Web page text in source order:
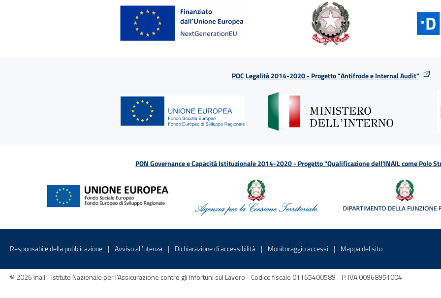
POC Legalità 2014-2020 - Progetto "Antifrode e Internal Audit"
PON Governance e Capacità Istituzionale 2014-2020 - Progetto "Qualificazione dell'INAIL come Polo
Menu di servizio
Responsabile della pubblicazione Sito interno - Apre in una nuova finestra
Avviso all’utenza Sito interno - Apre in una nuova finestra
Dichiarazione di accessibilità Sito interno - Apre in una nuova finestra
Monitoraggio accessi Sito interno - Apre in una nuova
Mappa del sitoSito interno - Apre
© 2026 Inail - Istituto Nazionale per l'Assicurazione contro gli Infortuni sul Lavoro - Codice fiscale 01165400589 - P. IVA 00968951004